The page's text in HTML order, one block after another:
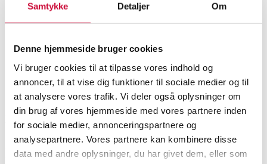
Samtykke Detaljer Om
Denne hjemmeside bruger cookies
Vi bruger cookies til at tilpasse vores indhold og
annoncer, til at vise dig funktioner til sociale medier og til
at analysere vores trafik. Vi deler også oplysninger om
din brug af vores hjemmeside med vores partnere inden
for sociale medier, annonceringspartnere og
analysepartnere. Vores partnere kan kombinere disse
data med andre oplysninger, du har givet dem, eller som
Sofaer, sofagrupper
Grandt Møbelfabrik. 3-pers.
sofa i brunt læder
SHOWROOMVURDERING
2.000
VARENUMMER
Beskrivelse